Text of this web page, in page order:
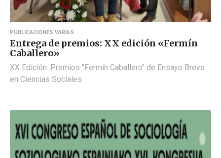
PUBLICACIONES VARIAS
Entrega de premios: XX edición «Fermín
Caballero»
XX Edición. Premios "Fermín Caballero" de Ensayo Breve
en Ciencias Sociales